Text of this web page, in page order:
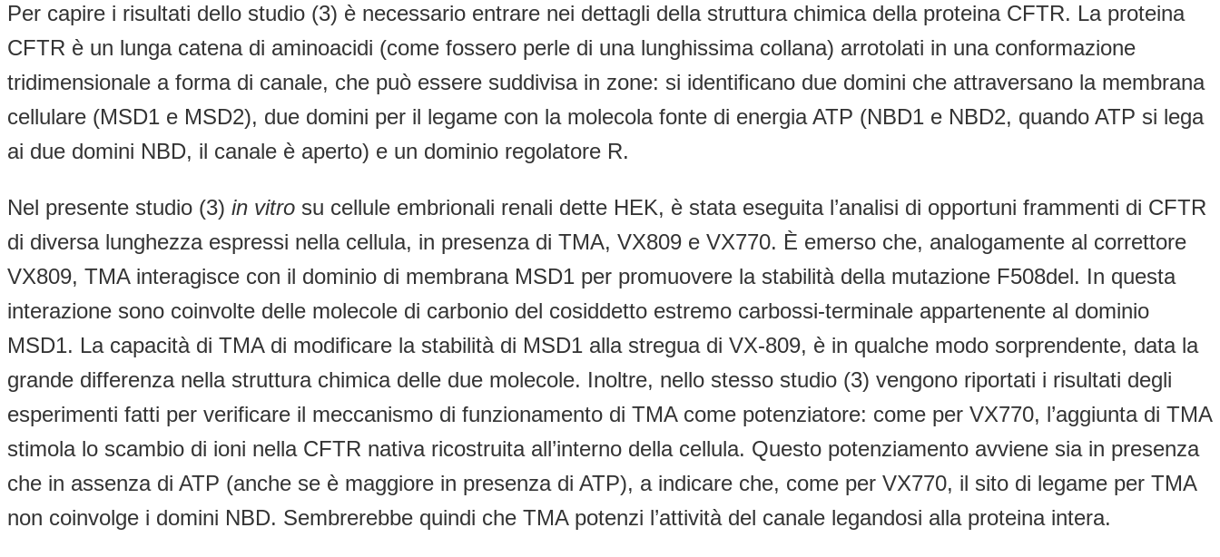
Per capire i risultati dello studio (3) è necessario entrare nei dettagli della struttura chimica della proteina CFTR. La proteina
CFTR è un lunga catena di aminoacidi (come fossero perle di una lunghissima collana) arrotolati in una conformazione
tridimensionale a forma di canale, che può essere suddivisa in zone: si identificano due domini che attraversano la membrana
cellulare (MSD1 e MSD2), due domini per il legame con la molecola fonte di energia ATP (NBD1 e NBD2, quando ATP si lega
ai due domini NBD, il canale è aperto) e un dominio regolatore R.
Nel presente studio (3) in vitro su cellule embrionali renali dette HEK, è stata eseguita l’analisi di opportuni frammenti di CFTR
di diversa lunghezza espressi nella cellula, in presenza di TMA, VX809 e VX770. È emerso che, analogamente al correttore
VX809, TMA interagisce con il dominio di membrana MSD1 per promuovere la stabilità della mutazione F508del. In questa
interazione sono coinvolte delle molecole di carbonio del cosiddetto estremo carbossi-terminale appartenente al dominio
MSD1. La capacità di TMA di modificare la stabilità di MSD1 alla stregua di VX-809, è in qualche modo sorprendente, data la
grande differenza nella struttura chimica delle due molecole. Inoltre, nello stesso studio (3) vengono riportati i risultati degli
esperimenti fatti per verificare il meccanismo di funzionamento di TMA come potenziatore: come per VX770, l’aggiunta di TMA
stimola lo scambio di ioni nella CFTR nativa ricostruita all’interno della cellula. Questo potenziamento avviene sia in presenza
che in assenza di ATP (anche se è maggiore in presenza di ATP), a indicare che, come per VX770, il sito di legame per TMA
non coinvolge i domini NBD. Sembrerebbe quindi che TMA potenzi l’attività del canale legandosi alla proteina intera.